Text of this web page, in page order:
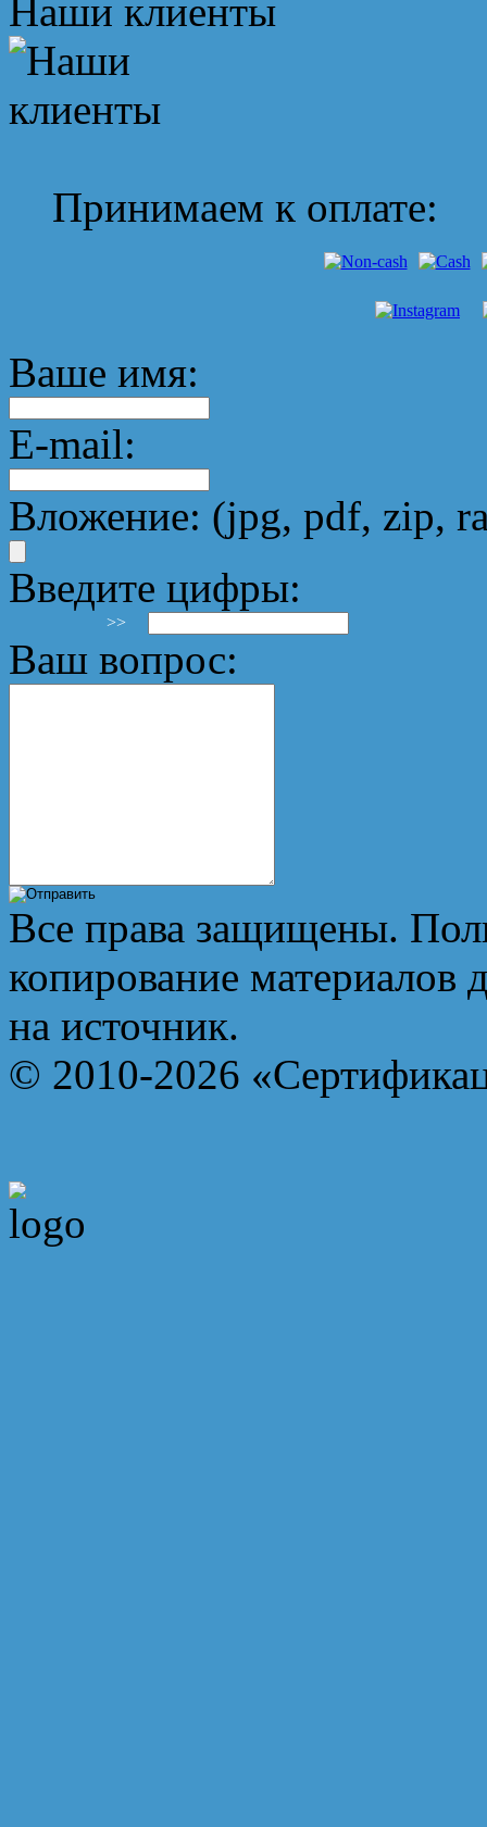
Наши клиенты
Принимаем к оплате:
Ваше имя:
E-mail:
Вложение: (jpg, pdf, zip,
Введите цифры:
>>
Ваш вопрос:
Все права защищены.
копирование материалов
на источник.
© 2010-2026